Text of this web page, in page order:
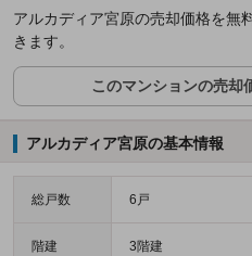
アルカディア宮原の売却価格を無
きます。
このマンションの売却
アルカディア宮原の基本情報
総戸数 6戸
階建 3階建